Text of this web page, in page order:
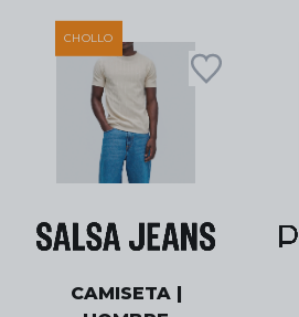
CHOLLO
CAMISETA |